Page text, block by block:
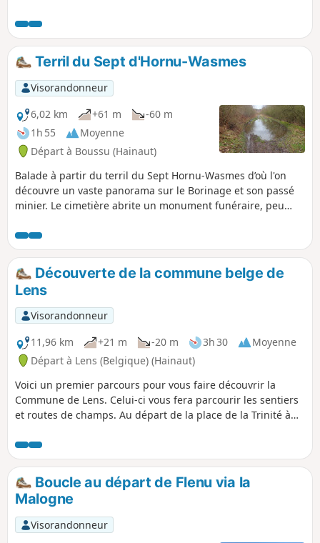
Terril du Sept d'Hornu-Wasmes
Visorandonneur
6,02 km
+61 m
-60 m
1h 55
Moyenne
Départ à Boussu (Hainaut)
Balade à partir du terril du Sept Hornu-Wasmes d’où l'on
découvre un vaste panorama sur le Borinage et son passé
minier. Le cimetière abrite un monument funéraire, peu
RAVel et sentier composent ce trajet sans difficulté, hormis
la montée sur le terril. Un bâton de marche pour la montée
peut être utile, par temps pluvieux il peut y avoir formation
de grandes flaques sur le sentier longeant la N550,
prévoyez des chaussures étanches dans ce genre de
condition.
Découverte de la commune belge de
Lens
Visorandonneur
11,96 km
+21 m -20 m 3h 30
Moyenne
Départ à Lens (Belgique) (Hainaut)
Voici un premier parcours pour vous faire découvrir la
Commune de Lens. Celui-ci vous fera parcourir les sentiers
et routes de champs. Au départ de la place de la Trinité à
Vincent.
Boucle au départ de Flenu via la
Malogne
Visorandonneur